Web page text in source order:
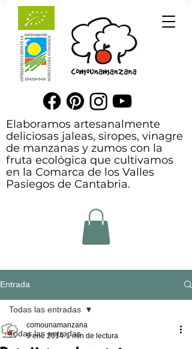
Elaboramos artesanalmente
deliciosas jaleas, siropes, vinagre
de manzanas y zumos con la
fruta ecológica que cultivamos
en la Comarca de los Valles
Pasiegos de Cantabria.
Entrada
Todas las entradas
Todas las entradas
comounamanzana
9 ene 2014 1 min de lectura